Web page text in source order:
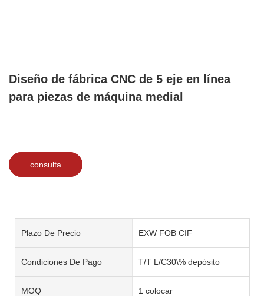
Diseño de fábrica CNC de 5 eje en línea
para piezas de máquina medial
consulta
Plazo De Precio EXW FOB CIF
Condiciones De Pago T/T L/C30\% depósito
MOQ 1 colocar